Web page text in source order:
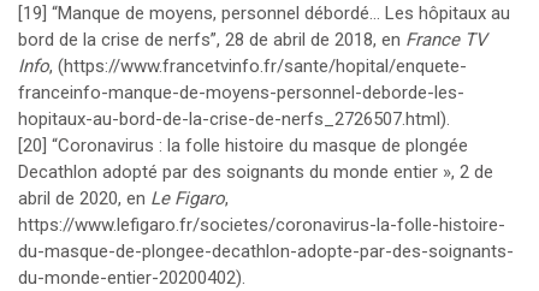
[19] “Manque de moyens, personnel débordé… Les hôpitaux au
bord de la crise de nerfs”, 28 de abril de 2018, en France TV
Info, (https://www.francetvinfo.fr/sante/hopital/enquete-
franceinfo-manque-de-moyens-personnel-deborde-les-
hopitaux-au-bord-de-la-crise-de-nerfs_2726507.html ).
[20] “Coronavirus : la folle histoire du masque de plongée
Decathlon adopté par des soignants du monde entier », 2 de
abril de 2020, en Le Figaro,
https://www.lefigaro.fr/societes/coronavirus-la-folle-histoire-
du-masque-de-plongee-decathlon-adopte-par-des-soignants-
du-monde-entier-20200402).